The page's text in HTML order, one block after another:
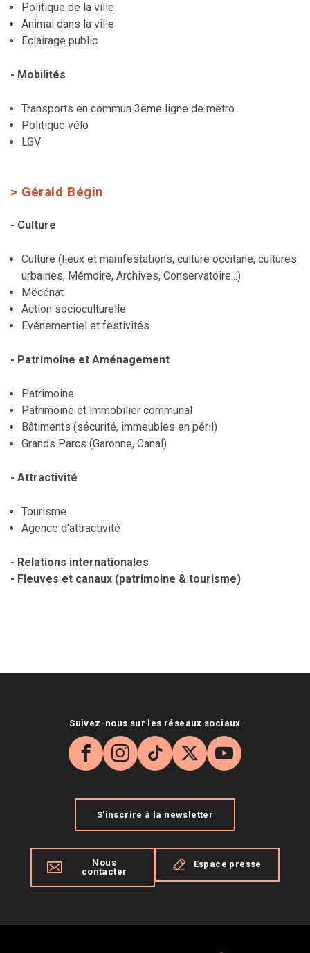
Politique de la ville
Animal dans la ville
Éclairage public
- Mobilités
Transports en commun 3ème ligne de métro
Politique vélo
LGV
> Gérald Bégin
- Culture
Culture (lieux et manifestations, culture occitane, cultures
urbaines, Mémoire, Archives, Conservatoire...)
Mécénat
Action socioculturelle
Evénementiel et festivités
- Patrimoine et Aménagement
Patrimoine
Patrimoine et immobilier communal
Bâtiments (sécurité, immeubles en péril)
Grands Parcs (Garonne, Canal)
- Attractivité
Tourisme
Agence d'attractivité
- Relations internationales
- Fleuves et canaux (patrimoine & tourisme)
Suivez-nous sur les réseaux sociaux
Facebook
Instagram
TikTok
X YouTube
S'inscrire à la newsletter
Nous
contacter
Espace presse